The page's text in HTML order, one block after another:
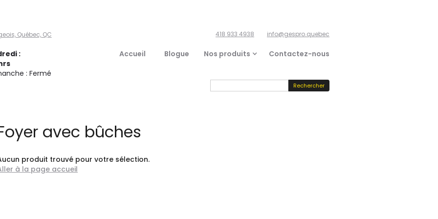
Québec, QC
:
: Fermé
418 933 4938 info@gespro.quebec
Accueil Blogue Nos produits Contactez-nous
avec bûches
produit trouvé pour votre sélection.
à la page accueil